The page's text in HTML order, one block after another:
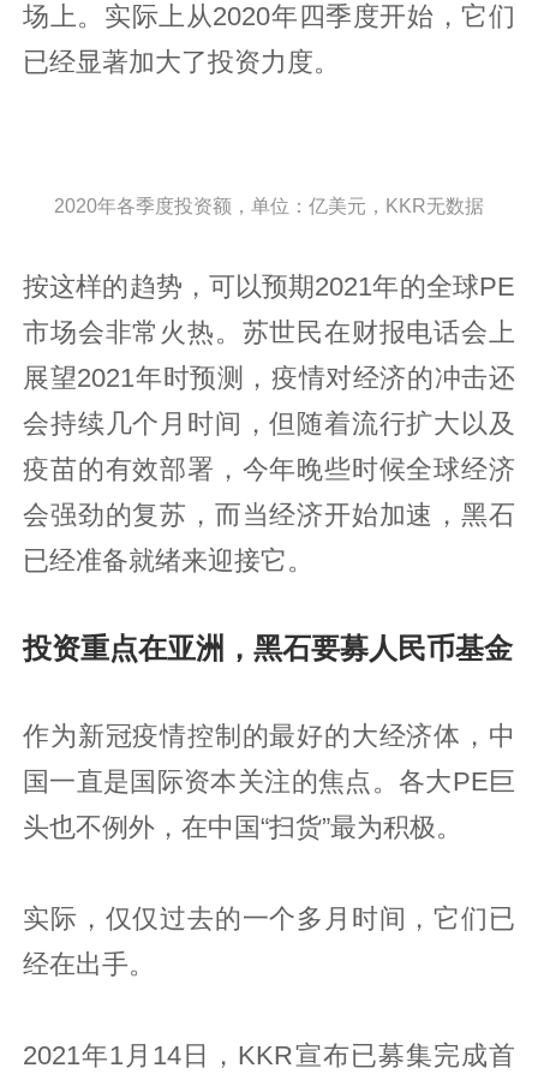
场上。实际上从2020年四季度开始，它们
已经显著加大了投资力度。
2020年各季度投资额，单位：亿美元，KKR无数据
按这样的趋势，可以预期2021年的全球PE
市场会非常火热。苏世民在财报电话会上
展望2021年时预测，疫情对经济的冲击还
会持续几个月时间，但随着流行扩大以及
疫苗的有效部署，今年晚些时候全球经济
会强劲的复苏，而当经济开始加速，黑石
已经准备就绪来迎接它。
投资重点在亚洲，黑石要募人民币基金
作为新冠疫情控制的最好的大经济体，中
国一直是国际资本关注的焦点。各大PE巨
头也不例外，在中国“扫货”最为积极。
实际，仅仅过去的一个多月时间，它们已
经在出手。
2021年1月14日，KKR宣布已募集完成首